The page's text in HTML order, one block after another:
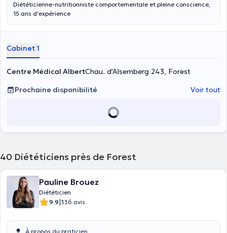
Diététicienne-nutritionniste comportementale et pleine conscience,
15 ans d'expérience
Cabinet 1
Centre Médical AlbertChau. d'Alsemberg 243, Forest
Prochaine disponibilité
Voir tout
40 Diététiciens près de Forest
Pauline Brouez
Diététicien
9.9|336 avis
À propos du praticien